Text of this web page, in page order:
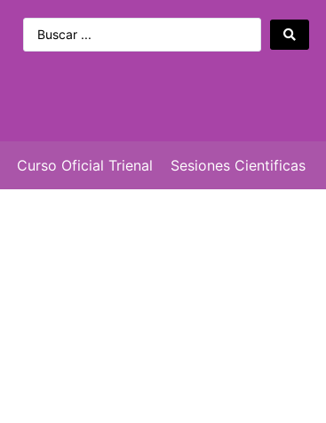
Curso Oficial Trienal Sesiones Cientificas